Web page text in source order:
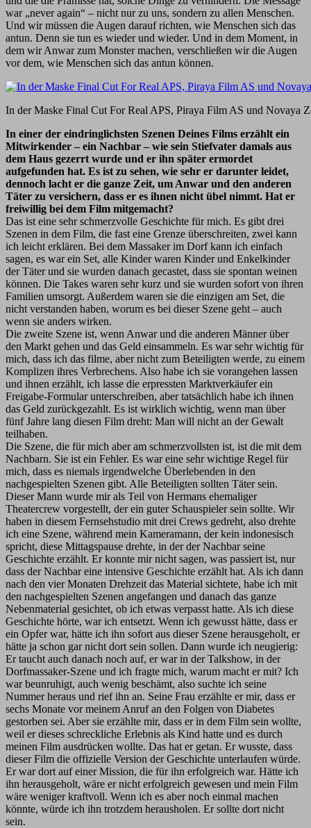
war „never again“ – nicht nur zu uns, sondern zu allen Menschen.
Und wir müssen die Augen darauf richten, wie Menschen sich das
antun. Denn sie tun es wieder und wieder. Und in dem Moment, in
dem wir Anwar zum Monster machen, verschließen wir die Augen
vor dem, wie Menschen sich das antun können.
In der Maske Final Cut For Real APS, Piraya Film AS und Novaya
In einer der eindringlichsten Szenen Deines Films erzählt ein
Mitwirkender – ein Nachbar – wie sein Stiefvater damals aus
dem Haus gezerrt wurde und er ihn später ermordet
aufgefunden hat. Es ist zu sehen, wie sehr er darunter leidet,
dennoch lacht er die ganze Zeit, um Anwar und den anderen
Täter zu versichern, dass er es ihnen nicht übel nimmt. Hat er
freiwillig bei dem Film mitgemacht?
Das ist eine sehr schmerzvolle Geschichte für mich. Es gibt drei
Szenen in dem Film, die fast eine Grenze überschreiten, zwei kann
ich leicht erklären. Bei dem Massaker im Dorf kann ich einfach
sagen, es war ein Set, alle Kinder waren Kinder und Enkelkinder
der Täter und sie wurden danach gecastet, dass sie spontan weinen
können. Die Takes waren sehr kurz und sie wurden sofort von ihren
Familien umsorgt. Außerdem waren sie die einzigen am Set, die
nicht verstanden haben, worum es bei dieser Szene geht – auch
wenn sie anders wirken.
Die zweite Szene ist, wenn Anwar und die anderen Männer über
den Markt gehen und das Geld einsammeln. Es war sehr wichtig für
mich, dass ich das filme, aber nicht zum Beteiligten werde, zu einem
Komplizen ihres Verbrechens. Also habe ich sie vorangehen lassen
und ihnen erzählt, ich lasse die erpressten Marktverkäufer ein
Freigabe-Formular unterschreiben, aber tatsächlich habe ich ihnen
das Geld zurückgezahlt. Es ist wirklich wichtig, wenn man über
fünf Jahre lang diesen Film dreht: Man will nicht an der Gewalt
teilhaben.
Die Szene, die für mich aber am schmerzvollsten ist, ist die mit dem
Nachbarn. Sie ist ein Fehler. Es war eine sehr wichtige Regel für
mich, dass es niemals irgendwelche Überlebenden in den
nachgespielten Szenen gibt. Alle Beteiligten sollten Täter sein.
Dieser Mann wurde mir als Teil von Hermans ehemaliger
Theatercrew vorgestellt, der ein guter Schauspieler sein sollte. Wir
haben in diesem Fernsehstudio mit drei Crews gedreht, also drehte
ich eine Szene, während mein Kameramann, der kein indonesisch
spricht, diese Mittagspause drehte, in der der Nachbar seine
Geschichte erzählt. Er konnte mir nicht sagen, was passiert ist, nur
dass der Nachbar eine intensive Geschichte erzählt hat. Als ich dann
nach den vier Monaten Drehzeit das Material sichtete, habe ich mit
den nachgespielten Szenen angefangen und danach das ganze
Nebenmaterial gesichtet, ob ich etwas verpasst hatte. Als ich diese
Geschichte hörte, war ich entsetzt. Wenn ich gewusst hätte, dass er
ein Opfer war, hätte ich ihn sofort aus dieser Szene herausgeholt, er
hätte ja schon gar nicht dort sein sollen. Dann wurde ich neugierig:
Er taucht auch danach noch auf, er war in der Talkshow, in der
Dorfmassaker-Szene und ich fragte mich, warum macht er mit? Ich
war beunruhigt, auch wenig beschämt, also suchte ich seine
Nummer heraus und rief ihn an. Seine Frau erzählte er mir, dass er
sechs Monate vor meinem Anruf an den Folgen von Diabetes
gestorben sei. Aber sie erzählte mir, dass er in dem Film sein wollte,
weil er dieses schreckliche Erlebnis als Kind hatte und es durch
meinen Film ausdrücken wollte. Das hat er getan. Er wusste, dass
dieser Film die offizielle Version der Geschichte unterlaufen würde.
Er war dort auf einer Mission, die für ihn erfolgreich war. Hätte ich
ihn herausgeholt, wäre er nicht erfolgreich gewesen und mein Film
wäre weniger kraftvoll. Wenn ich es aber noch einmal machen
könnte, würde ich ihn trotzdem herausholen. Er sollte dort nicht
sein.